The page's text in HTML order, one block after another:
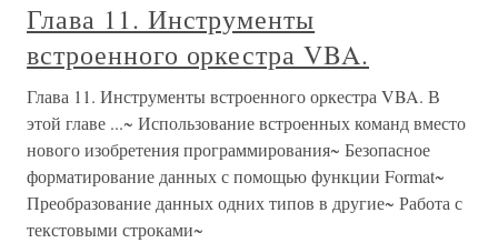
Глава 11. Инструменты
встроенного оркестра VBA.
Глава 11. Инструменты встроенного оркестра VBA. В
этой главе ...~ Использование встроенных команд вместо
нового изобретения программирования~ Безопасное
форматирование данных с помощью функции Format~
Преобразование данных одних типов в другие~ Работа с
текстовыми строками~